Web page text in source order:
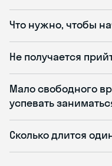
Что нужно, чтобы
Не получается
Мало свободного
успевать
Сколько длится